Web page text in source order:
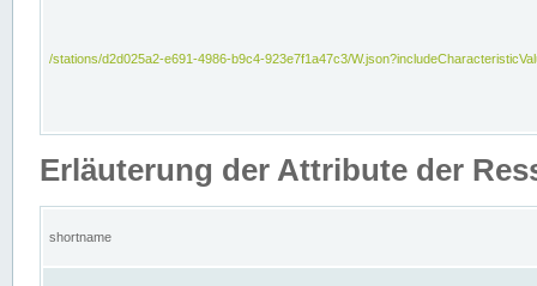
/stations/d2d025a2-e691-4986-b9c4-923e7f1a47c3/
Erläuterung der Attribute der
shortname